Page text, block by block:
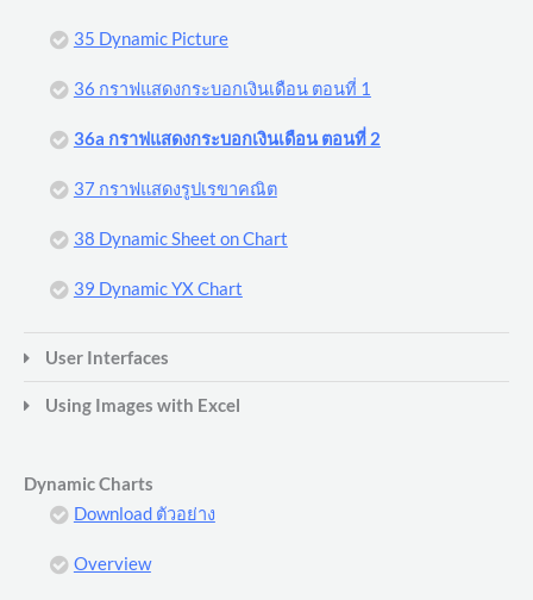
35 Dynamic Picture
36 กราฟแสดงกระบอกเงินเดือน ตอนที่ 1
36a กราฟแสดงกระบอกเงินเดือน ตอนที่ 2
37 กราฟแสดงรูปเรขาคณิต
38 Dynamic Sheet on Chart
39 Dynamic YX Chart
User Interfaces
Using Images with Excel
Dynamic Charts
Download ตัวอย่าง
Overview